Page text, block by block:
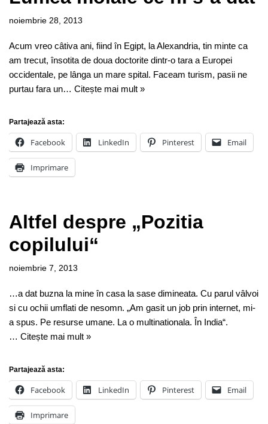
noiembrie 28, 2013
Acum vreo câtiva ani, fiind în Egipt, la Alexandria, tin minte ca
am trecut, însotita de doua doctorite dintr-o tara a Europei
occidentale, pe lânga un mare spital. Faceam turism, pasii ne
purtau fara un… Citește mai mult »
Partajează asta:
Facebook LinkedIn Pinterest Email
Imprimare
Altfel despre „Pozitia
copilului“
noiembrie 7, 2013
…a dat buzna la mine în casa la sase dimineata. Cu parul vâlvoi
si cu ochii umflati de nesomn. „Am gasit un job prin internet, mi-
a spus. Pe resurse umane. La o multinationala. În India“.
… Citește mai mult »
Partajează asta:
Facebook LinkedIn Pinterest Email
Imprimare